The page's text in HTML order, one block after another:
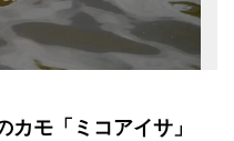
カモ「ミコアイサ」